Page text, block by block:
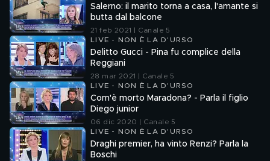
Salerno: il marito torna a casa, l'amante si
butta dal balcone
21 feb 2021 | Canale 5
LIVE - NON È LA D'URSO
Delitto Gucci - Pina fu complice della
Reggiani
28 mar 2021 | Canale 5
LIVE - NON È LA D'URSO
Com'è morto Maradona? - Parla il figlio
Diego junior
06 dic 2020 | Canale 5
LIVE - NON È LA D'URSO
Draghi premier, ha vinto Renzi? Parla la
Boschi